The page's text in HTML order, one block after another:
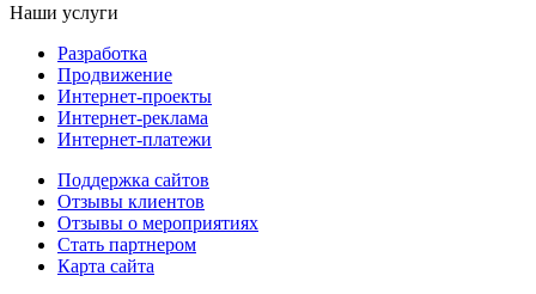
Наши услуги
Разработка
Продвижение
Интернет-проекты
Интернет-реклама
Интернет-платежи
Поддержка сайтов
Отзывы клиентов
Отзывы о мероприятиях
Стать партнером
Карта сайта